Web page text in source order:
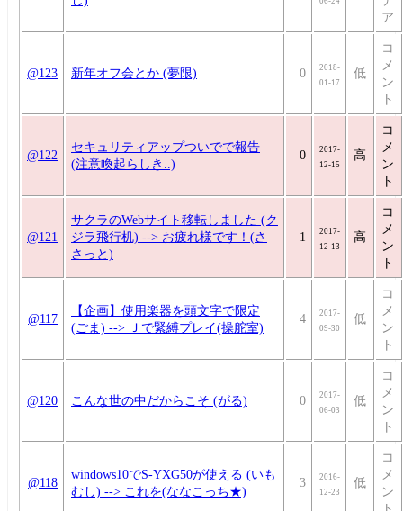
ア
@123 新年オフ会とか (夢限) 0
2018-
01-17
低
コ
メ
ン
ト
@122
セキュリティアップついでで報告
(注意喚起らしき..)
0
2017-
12-15
高
コ
メ
ン
ト
@121
サクラのWebサイト移転しました (ク
ジラ飛行机) --> お疲れ様です！(さ
さっと)
1
2017-
12-13
高
コ
メ
ン
ト
@117
【企画】使用楽器を頭文字で限定
(ごま) --> Ｊで緊縛プレイ(操舵室)
4
2017-
09-30
低
コ
メ
ン
ト
@120 こんな世の中だからこそ (がる) 0
2017-
06-03
低
コ
メ
ン
ト
@118
windows10でS-YXG50が使える (いも
むし) --> これを(ななこっち★)
3
2016-
12-23
低
コ
メ
ン